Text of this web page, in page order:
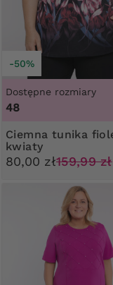
-50%
Dostępne rozmiary
48
Ciemna tunika fioletowe
kwiaty
80,00 zł159,99 zł